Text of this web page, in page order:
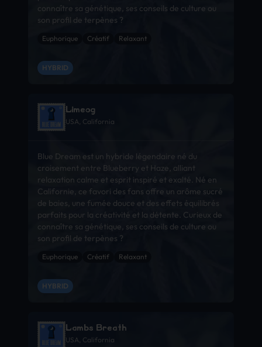
connaître sa génétique, ses conseils de culture ou
son profil de terpènes ?
Euphorique Créatif Relaxant
HYBRID
Limeog
USA, California
Blue Dream est un hybride légendaire né du
croisement entre Blueberry et Haze, alliant
relaxation calme et esprit inspiré et exalté. Né en
Californie, ce favori des fans offre un arôme sucré
de baies, une fumée douce et des effets équilibrés
parfaits pour la créativité et la détente. Curieux de
connaître sa génétique, ses conseils de culture ou
son profil de terpènes ?
Euphorique Créatif Relaxant
HYBRID
Lambs Breath
USA, California